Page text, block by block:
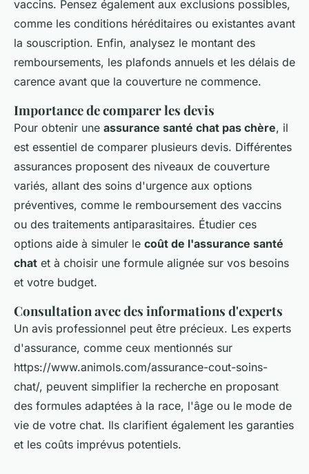
vaccins. Pensez également aux exclusions possibles,
comme les conditions héréditaires ou existantes avant
la souscription. Enfin, analysez le montant des
remboursements, les plafonds annuels et les délais de
carence avant que la couverture ne commence.
Importance de comparer les devis
Pour obtenir une assurance santé chat pas chère, il
est essentiel de comparer plusieurs devis. Différentes
assurances proposent des niveaux de couverture
variés, allant des soins d'urgence aux options
préventives, comme le remboursement des vaccins
ou des traitements antiparasitaires. Étudier ces
options aide à simuler le coût de l'assurance santé
chat et à choisir une formule alignée sur vos besoins
et votre budget.
Consultation avec des informations d'experts
Un avis professionnel peut être précieux. Les experts
d'assurance, comme ceux mentionnés sur
https://www.animols.com/assurance-cout-soins-
chat/, peuvent simplifier la recherche en proposant
des formules adaptées à la race, l'âge ou le mode de
vie de votre chat. Ils clarifient également les garanties
et les coûts imprévus potentiels.